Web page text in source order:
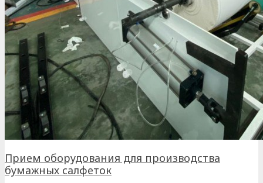
Прием оборудования для производства
бумажных салфеток